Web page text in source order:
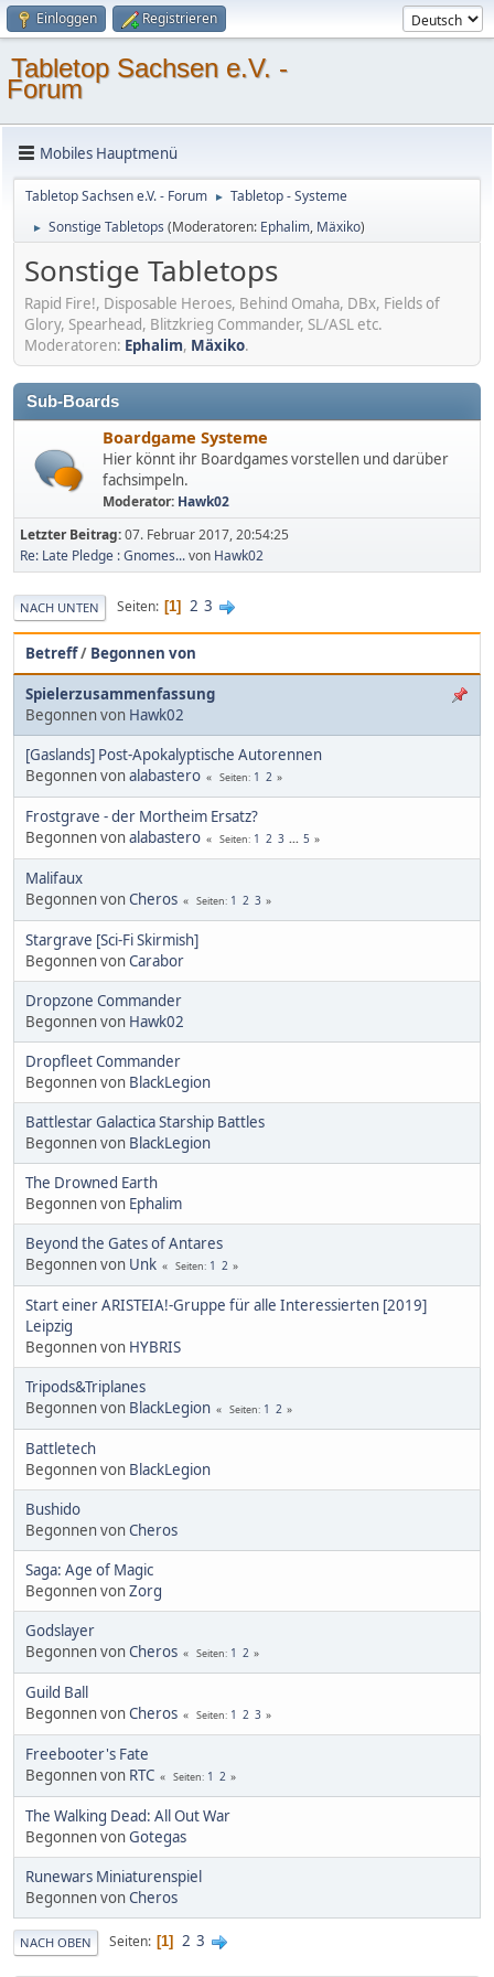
Einloggen Registrieren
Tabletop Sachsen e.V. -
Forum
Mobiles Hauptmenü
Tabletop Sachsen e.V. - Forum ► Tabletop - Systeme
► Sonstige Tabletops (Moderatoren: Ephalim, Mäxiko)
Sonstige Tabletops
Rapid Fire!, Disposable Heroes, Behind Omaha, DBx, Fields of
Glory, Spearhead, Blitzkrieg Commander, SL/ASL etc.
Moderatoren: Ephalim, Mäxiko.
Sub-Boards
Boardgame Systeme
Hier könnt ihr Boardgames vorstellen und darüber
fachsimpeln.
Moderator: Hawk02
Letzter Beitrag:07. Februar 2017, 20:54:25
Re: Late Pledge : Gnomes...von Hawk02
NACH UNTEN Seiten 1 2 3
Betreff/ Begonnen von
Spielerzusammenfassung
Begonnen von Hawk02
[Gaslands] Post-Apokalyptische Autorennen
Begonnen vonalabastero Seiten 1 2
Frostgrave - der Mortheim Ersatz?
Begonnen vonalabastero Seiten 1 2 3 ... 5
Malifaux
Begonnen vonCheros Seiten 1 2 3
Stargrave [Sci-Fi Skirmish]
Begonnen vonCarabor
Dropzone Commander
Begonnen von Hawk02
Dropfleet Commander
Begonnen von BlackLegion
Battlestar Galactica Starship Battles
Begonnen von BlackLegion
The Drowned Earth
Begonnen von Ephalim
Beyond the Gates of Antares
Begonnen von Unk Seiten 1 2
Start einer ARISTEIA!-Gruppe für alle Interessierten [2019]
Leipzig
Begonnen von HYBRIS
Tripods&Triplanes
Begonnen von BlackLegion Seiten 1 2
Battletech
Begonnen von BlackLegion
Bushido
Begonnen vonCheros
Saga: Age of Magic
Begonnen vonZorg
Godslayer
Begonnen vonCheros Seiten 1 2
Guild Ball
Begonnen vonCheros Seiten 1 2 3
Freebooter's Fate
Begonnen von RTC Seiten 1 2
The Walking Dead: All Out War
Begonnen vonGotegas
Runewars Miniaturenspiel
Begonnen vonCheros
NACH OBEN Seiten 1 2 3